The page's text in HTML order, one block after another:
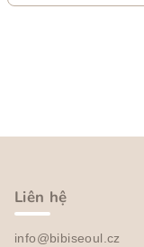
Liên hệ
info@bibiseoul.cz